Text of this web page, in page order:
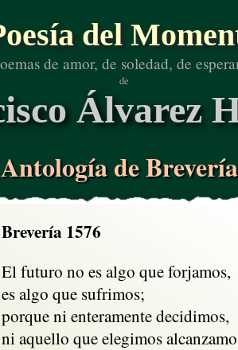
del
de amor, de soledad, de
de
Álvarez
Antología de
Brevería 1576
El futuro no es algo que forjamos,
es algo que sufrimos;
porque ni enteramente decidimos,
ni aquello que elegimos